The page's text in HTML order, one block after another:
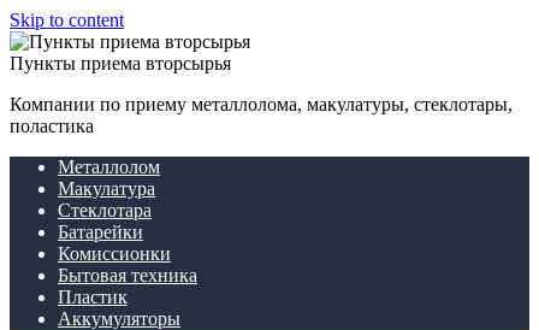
Skip to content
Пункты приема вторсырья
Компании по приему металлолома, макулатуры, стеклотары,
поластика
Металлолом
Макулатура
Стеклотара
Батарейки
Комиссионки
Бытовая техника
Пластик
Аккумуляторы